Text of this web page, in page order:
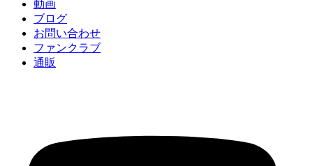
動画
ブログ
お問い合わせ
ファンクラブ
通販